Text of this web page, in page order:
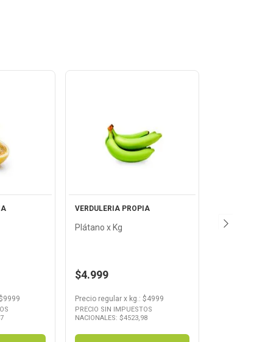
9999
Ver
Producto
VERDULERIA PROPIA
Plátano x Kg
$4.999
Precio regular x kg.: $4999
PRECIO SIN IMPUESTOS
NACIONALES: $4523,98